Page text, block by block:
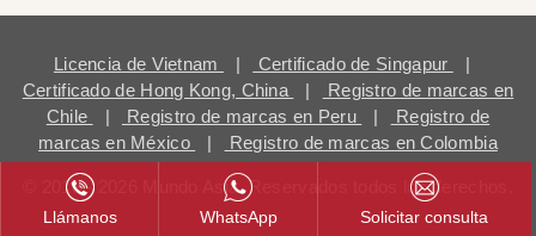
Licencia de Vietnam | Certificado de Singapur
|
Certificado de Hong Kong, China
|
Registro de marcas en
Chile
| Registro de marcas en Peru |
Registro de
marcas en México
| Registro de marcas en Colombia
© 2018 - 2026 Mundo Asia. Reservados todos los derechos.
Llámanos WhatsApp Solicitar consulta